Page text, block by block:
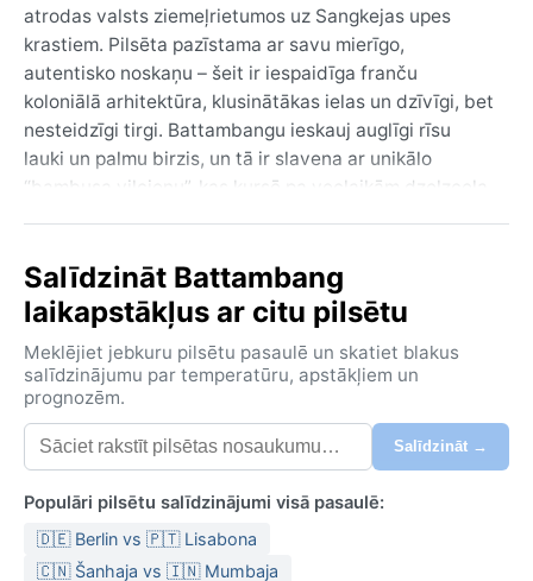
atrodas valsts ziemeļrietumos uz Sangkejas upes
krastiem. Pilsēta pazīstama ar savu mierīgo,
autentisko noskaņu – šeit ir iespaidīga franču
koloniālā arhitektūra, klusinātākas ielas un dzīvīgi, bet
nesteidzīgi tirgi. Battambangu ieskauj auglīgi rīsu
lauki un palmu birzis, un tā ir slavena ar unikālo
“bambusa vilcienu”, kas kursē pa veclaikām dzelzceļa
par bagātu vēsturi.
Klimats šeit pēc Kepena klasifikācijas ir tropiskais
savannas klimats (Aw). Tas nozīmē, ka gads dalās
divās galvenajās sezonās – sausajā un lietainajā.
Sausā sezona ilgst no novembra līdz aprīlim – gaiss ir
karsts, bet mitrums salīdzinoši zems, īpaši no
decembra līdz februārim, kad temperatūra ir
līdz oktobrim nes biežas, spēcīgas pēcpusdienas
lietusgāzes un augstu mitruma līmeni. Gada vidējā
temperatūra ir ap 28 °C, bet karstākie mēneši ir aprīlis
Salīdzināt Battambang
laikapstākļus ar citu pilsētu
Meklējiet jebkuru pilsētu pasaulē un skatiet blakus
salīdzinājumu par temperatūru, apstākļiem un
prognozēm.
Salīdzināt →
Populāri pilsētu salīdzinājumi visā pasaulē:
🇩🇪 Berlin vs 🇵🇹 Lisabona
🇨🇳 Šanhaja vs 🇮🇳 Mumbaja